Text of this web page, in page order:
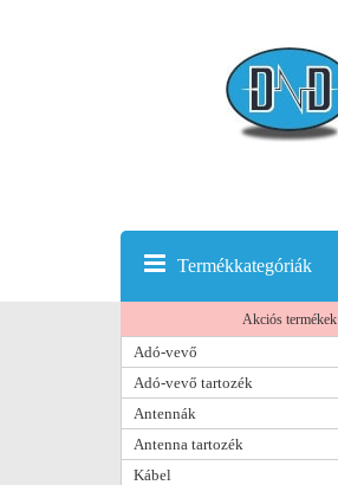
Termékkategóriák
Akciós termékek
Adó-vevő
Adó-vevő tartozék
Antennák
Antenna tartozék
Kábel